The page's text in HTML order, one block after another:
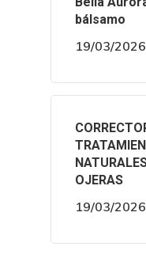
bálsamo
19/03/2026
OJERAS
19/03/2026